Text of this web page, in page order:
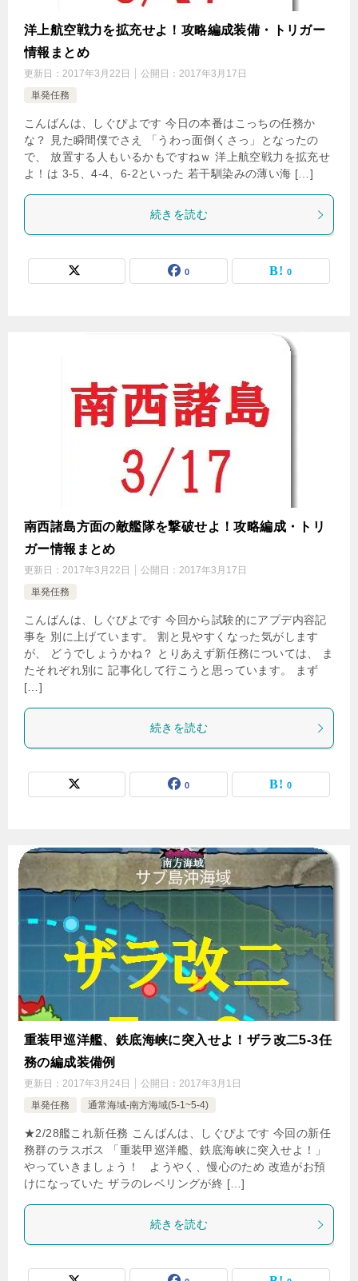
洋上航空戦力を拡充せよ！攻略編成装備・トリガー
情報まとめ
更新日： 2017年3月22日 公開日： 2017年3月17日
単発任務
こんばんは、しぐぴよです 今日の本番はこっちの任務か
な？ 見た瞬間僕でさえ 「うわっ面倒くさっ」となったの
で、 放置する人もいるかもですねｗ 洋上航空戦力を拡充せ
よ！は 3-5、4-4、6-2といった 若干馴染みの薄い海 […]
続きを読む
0 0
南西諸島方面の敵艦隊を撃破せよ！攻略編成・トリ
ガー情報まとめ
更新日： 2017年3月22日 公開日： 2017年3月17日
単発任務
こんばんは、しぐぴよです 今回から試験的にアプデ内容記
事を 別に上げています。 割と見やすくなった気がします
が、 どうでしょうかね？ とりあえず新任務については、 ま
たそれぞれ別に 記事化して行こうと思っています。 まず
[…]
続きを読む
0 0
重装甲巡洋艦、鉄底海峡に突入せよ！ザラ改二5-3任
務の編成装備例
更新日： 2017年3月24日 公開日： 2017年3月1日
単発任務
通常海域-南方海域(5-1~5-4)
★2/28艦これ新任務 こんばんは、しぐぴよです 今回の新任
務群のラスボス 「重装甲巡洋艦、鉄底海峡に突入せよ！」
やっていきましょう！ ようやく、慢心のため 改造がお預
けになっていた ザラのレベリングが終 […]
続きを読む